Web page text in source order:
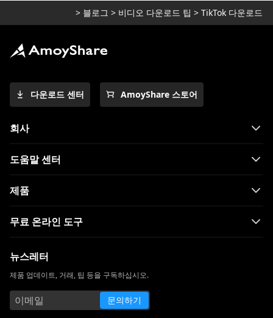
> 블로그 > 비디오 다운로드 팁 > TikTok 다운로드
다운로드 센터 AmoyShare 스토어
회사
도움말 센터
제품
무료 온라인 도구
뉴스레터
제품 업데이트, 거래, 팁 등을 구독하십시오.
문의하기